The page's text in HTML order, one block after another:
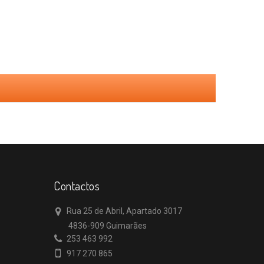
Contactos
Rua 25 de Abril, Apartado 3017
4836-909 Guimarães
253 463 992
917 270 865